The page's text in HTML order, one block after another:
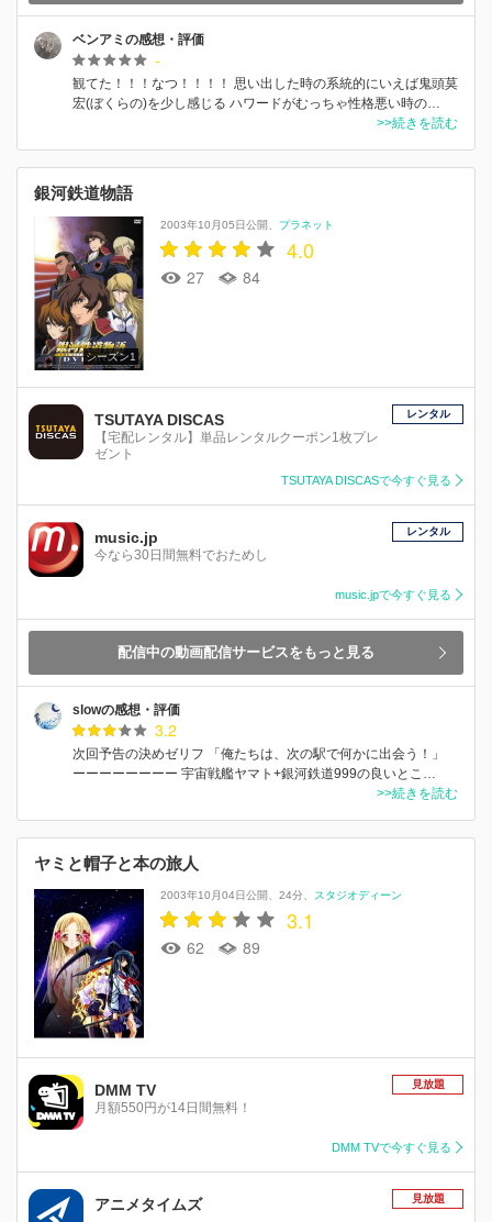
ベンアミの感想・評価
-
観てた！！！なつ！！！！ 思い出した時の系統的にいえば鬼頭莫
宏(ぼくらの)を少し感じる ハワードがむっちゃ性格悪い時の…
>>続きを読む
銀河鉄道物語
シーズン1
2003年10月05日公開 プラネット
4.0
27 84
TSUTAYA DISCAS
【宅配レンタル】単品レンタルクーポン1枚プレ
ゼント
レンタル
TSUTAYA DISCASで今すぐ見る
music.jp
今なら30日間無料でおためし
レンタル
music.jpで今すぐ見る
配信中の動画配信サービスをもっと見る
slowの感想・評価
3.2
次回予告の決めゼリフ 「俺たちは、次の駅で何かに出会う！」
ーーーーーーーー 宇宙戦艦ヤマト+銀河鉄道999の良いとこ…
>>続きを読む
ヤミと帽子と本の旅人
2003年10月04日公開 24分 スタジオディーン
3.1
62 89
DMM TV
月額550円が14日間無料！
見放題
DMM TVで今すぐ見る
アニメタイムズ 見放題